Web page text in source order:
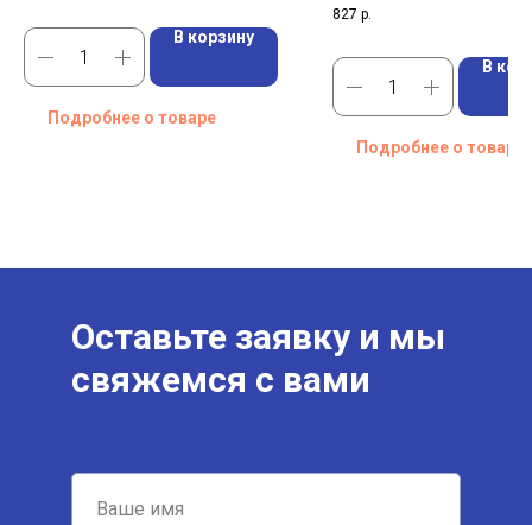
В корзину
Подробнее о товаре
Вес: 15.1 кг
827 р.
В
Подробнее о товаре
Оставьте заявку и мы
свяжемся с вами